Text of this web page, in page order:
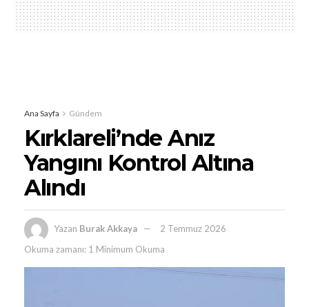
Ana Sayfa Gündem
Kırklareli’nde Anız
Yangını Kontrol Altına
Alındı
Yazan Burak Akkaya
2 Temmuz 2026
Okuma zamanı: 1 Minimum Okuma